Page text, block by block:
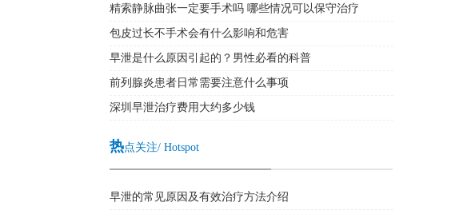
防全攻略
精索静脉曲张一定要手术吗 哪些情况可以保守治疗
包皮过长不手术会有什么影响和危害
早泄是什么原因引起的？男性必看的科普
前列腺炎患者日常需要注意什么事项
深圳早泄治疗费用大约多少钱
热点关注/ Hotspot
早泄的常见原因及有效治疗方法介绍